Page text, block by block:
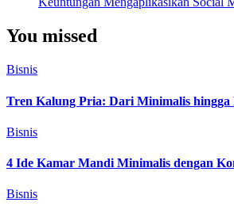
You missed
Bisnis
Tren Kalung Pria: Dari Minimalis
Bisnis
4 Ide Kamar Mandi Minimalis dengan
Bisnis